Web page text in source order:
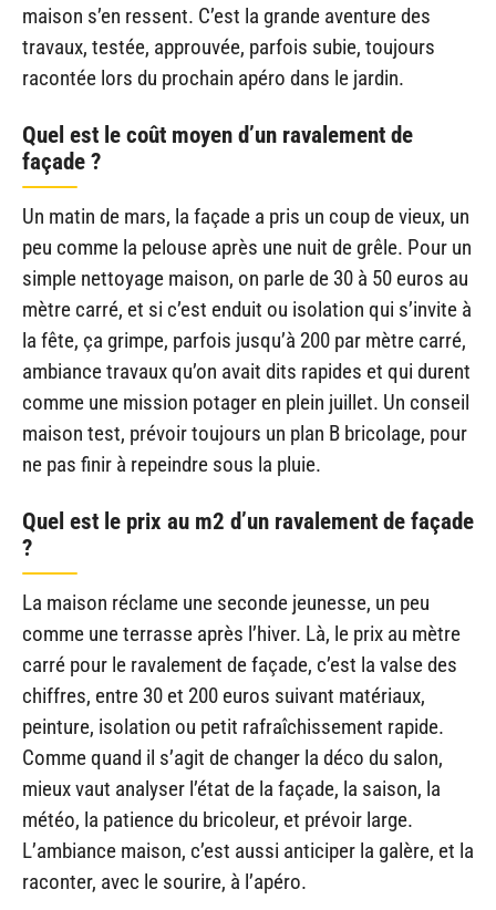
maison s’en ressent. C’est la grande aventure des
travaux, testée, approuvée, parfois subie, toujours
racontée lors du prochain apéro dans le jardin.
Quel est le coût moyen d’un ravalement de
façade ?
Un matin de mars, la façade a pris un coup de vieux, un
peu comme la pelouse après une nuit de grêle. Pour un
simple nettoyage maison, on parle de 30 à 50 euros au
mètre carré, et si c’est enduit ou isolation qui s’invite à
la fête, ça grimpe, parfois jusqu’à 200 par mètre carré,
ambiance travaux qu’on avait dits rapides et qui durent
comme une mission potager en plein juillet. Un conseil
maison test, prévoir toujours un plan B bricolage, pour
ne pas finir à repeindre sous la pluie.
Quel est le prix au m2 d’un ravalement de façade
?
La maison réclame une seconde jeunesse, un peu
comme une terrasse après l’hiver. Là, le prix au mètre
carré pour le ravalement de façade, c’est la valse des
chiffres, entre 30 et 200 euros suivant matériaux,
peinture, isolation ou petit rafraîchissement rapide.
Comme quand il s’agit de changer la déco du salon,
mieux vaut analyser l’état de la façade, la saison, la
météo, la patience du bricoleur, et prévoir large.
L’ambiance maison, c’est aussi anticiper la galère, et la
raconter, avec le sourire, à l’apéro.